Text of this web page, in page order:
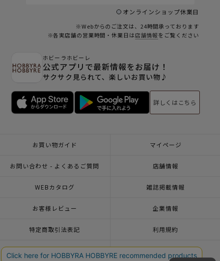
オンラインショップ休業日
※Webからのご注文は、24時間承っております
※各実店舗の営業時間・休業日は店舗情報をご覧ください
ホビーラホビーレ
公式アプリで最新情報をお届け！
サクサク見られて、楽しいお買い物♪
詳しくはこちら
お買い物ガイド マイページ
お問い合わせ - よくあるご質問 店舗情報
WEBカタログ 雑誌掲載情報
お客様レビュー 企業情報
特定商取引法表記 利用規約
一緒に働こう♪求人情報